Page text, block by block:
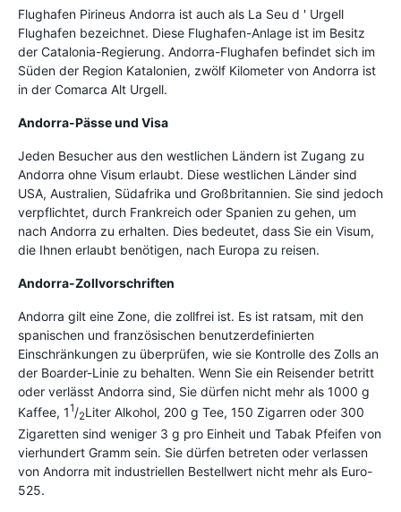
Flughafen Pirineus Andorra ist auch als La Seu d ' Urgell
Flughafen bezeichnet. Diese Flughafen-Anlage ist im Besitz
der Catalonia-Regierung. Andorra-Flughafen befindet sich im
Süden der Region Katalonien, zwölf Kilometer von Andorra ist
in der Comarca Alt Urgell.
Andorra-Pässe und Visa
Jeden Besucher aus den westlichen Ländern ist Zugang zu
Andorra ohne Visum erlaubt. Diese westlichen Länder sind
USA, Australien, Südafrika und Großbritannien. Sie sind jedoch
verpflichtet, durch Frankreich oder Spanien zu gehen, um
nach Andorra zu erhalten. Dies bedeutet, dass Sie ein Visum,
die Ihnen erlaubt benötigen, nach Europa zu reisen.
Andorra-Zollvorschriften
Andorra gilt eine Zone, die zollfrei ist. Es ist ratsam, mit den
spanischen und französischen benutzerdefinierten
Einschränkungen zu überprüfen, wie sie Kontrolle des Zolls an
der Boarder-Linie zu behalten. Wenn Sie ein Reisender betritt
oder verlässt Andorra sind, Sie dürfen nicht mehr als 1000 g
Kaffee, 11/2Liter Alkohol, 200 g Tee, 150 Zigarren oder 300
Zigaretten sind weniger 3 g pro Einheit und Tabak Pfeifen von
vierhundert Gramm sein. Sie dürfen betreten oder verlassen
von Andorra mit industriellen Bestellwert nicht mehr als Euro-
525.